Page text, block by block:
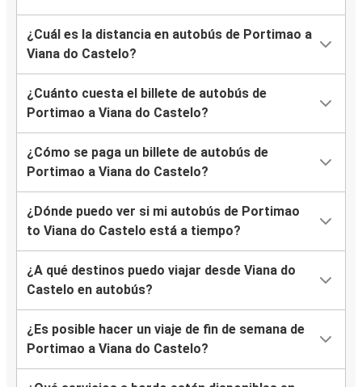
¿Cuál es la distancia en autobús de Portimao a
Viana do Castelo?
¿Cuánto cuesta el billete de autobús de
Portimao a Viana do Castelo?
¿Cómo se paga un billete de autobús de
Portimao a Viana do Castelo?
¿Dónde puedo ver si mi autobús de Portimao
to Viana do Castelo está a tiempo?
¿A qué destinos puedo viajar desde Viana do
Castelo en autobús?
¿Es posible hacer un viaje de fin de semana de
Portimao a Viana do Castelo?